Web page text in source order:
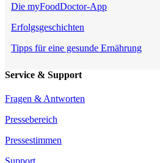
Die myFoodDoctor-App
Erfolgsgeschichten
Tipps für eine gesunde Ernährung
Service & Support
Fragen & Antworten
Pressebereich
Pressestimmen